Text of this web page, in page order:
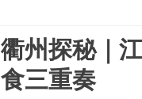
衢州探秘｜
食三重奏